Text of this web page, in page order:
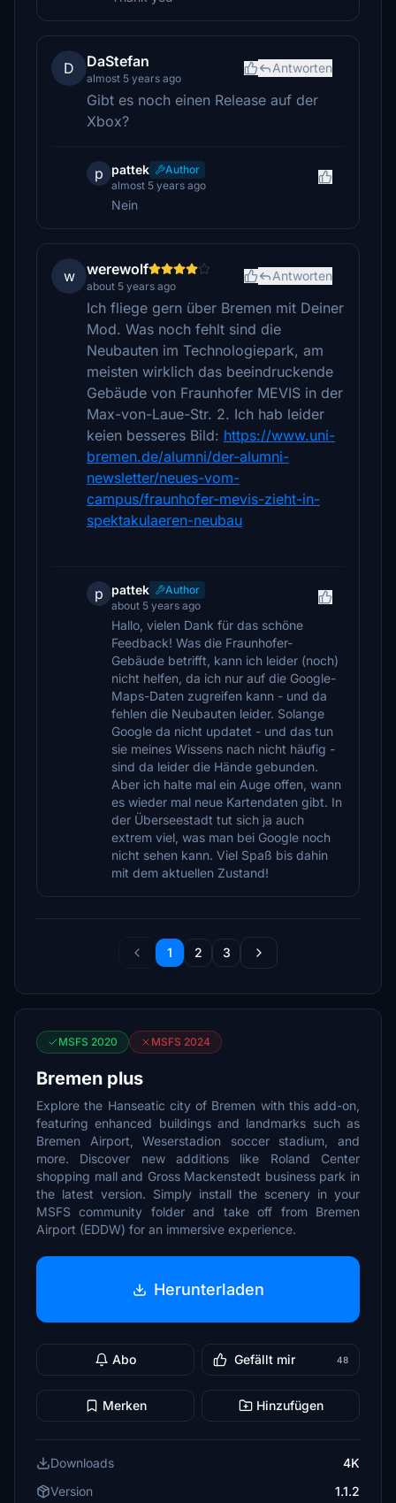
D DaStefan
almost 5 years ago
Antworten
Gibt es noch einen Release auf der
Xbox?
p pattek
Author
almost 5 years ago
Nein
w werewolf
about 5 years ago
Antworten
Ich fliege gern über Bremen mit Deiner
Mod. Was noch fehlt sind die
Neubauten im Technologiepark, am
meisten wirklich das beeindruckende
Gebäude von Fraunhofer MEVIS in der
Max-von-Laue-Str. 2. Ich hab leider
keien besseres Bild: https://www.uni-
bremen.de/alumni/der-alumni-
newsletter/neues-vom-
campus/fraunhofer-mevis-zieht-in-
spektakulaeren-neubau
p pattek
Author
about 5 years ago
Hallo, vielen Dank für das schöne
Feedback! Was die Fraunhofer-
Gebäude betrifft, kann ich leider (noch)
nicht helfen, da ich nur auf die Google-
Maps-Daten zugreifen kann - und da
fehlen die Neubauten leider. Solange
Google da nicht updatet - und das tun
sie meines Wissens nach nicht häufig -
sind da leider die Hände gebunden.
Aber ich halte mal ein Auge offen, wann
es wieder mal neue Kartendaten gibt. In
der Überseestadt tut sich ja auch
extrem viel, was man bei Google noch
nicht sehen kann. Viel Spaß bis dahin
mit dem aktuellen Zustand!
1 2 3
MSFS 2020 MSFS 2024
Bremen plus
Explore the Hanseatic city of Bremen with this add-on,
featuring enhanced buildings and landmarks such as
Bremen Airport, Weserstadion soccer stadium, and
more. Discover new additions like Roland Center
shopping mall and Gross Mackenstedt business park in
the latest version. Simply install the scenery in your
MSFS community folder and take off from Bremen
Airport (EDDW) for an immersive experience.
Herunterladen
Abo Gefällt mir 48
Merken Hinzufügen
Downloads
4K
Version
1.1.2